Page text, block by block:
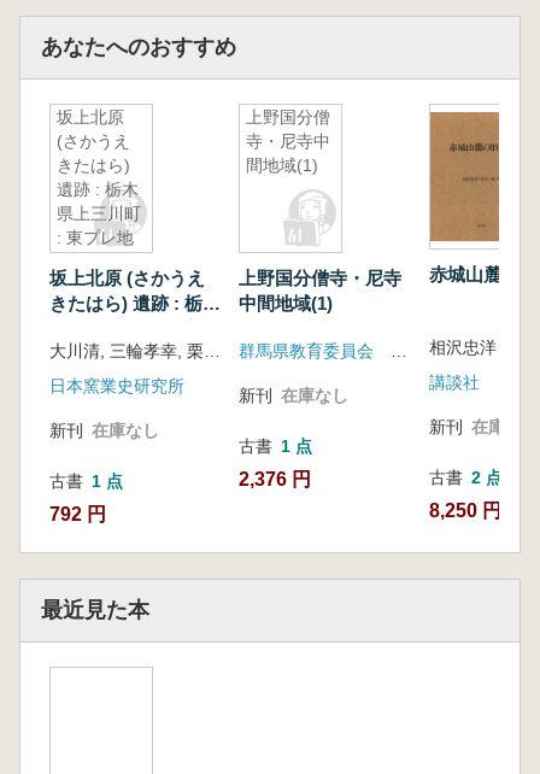
あなたへのおすすめ
坂上北原
(さかうえ
きたはら)
遺跡 : 栃木
県上三川町
: 東プレ地
に伴う埋蔵
文化財発掘
坂上北原 (さかうえ
きたはら) 遺跡 : 栃木
地区工場増設に伴う
埋蔵文化財発掘調査
日本窯業史研究所
新刊 在庫なし
古書 1 点
792 円
上野国分僧
寺・尼寺中
間地域(1)
上野国分僧寺・尼寺
中間地域(1)
新刊 在庫なし
古書 1 点
2,376 円
赤城山麓の
相沢忠洋 関
講談社
新刊 在庫なし
古書 2 点
8,250 円~
最近見た本